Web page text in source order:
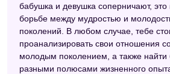
бабушка и девушка соперничают, это
борьбе между мудростью и
поколений. В любом случае, тебе
проанализировать свои отношения
молодым поколением, а также
разными полюсами жизненного